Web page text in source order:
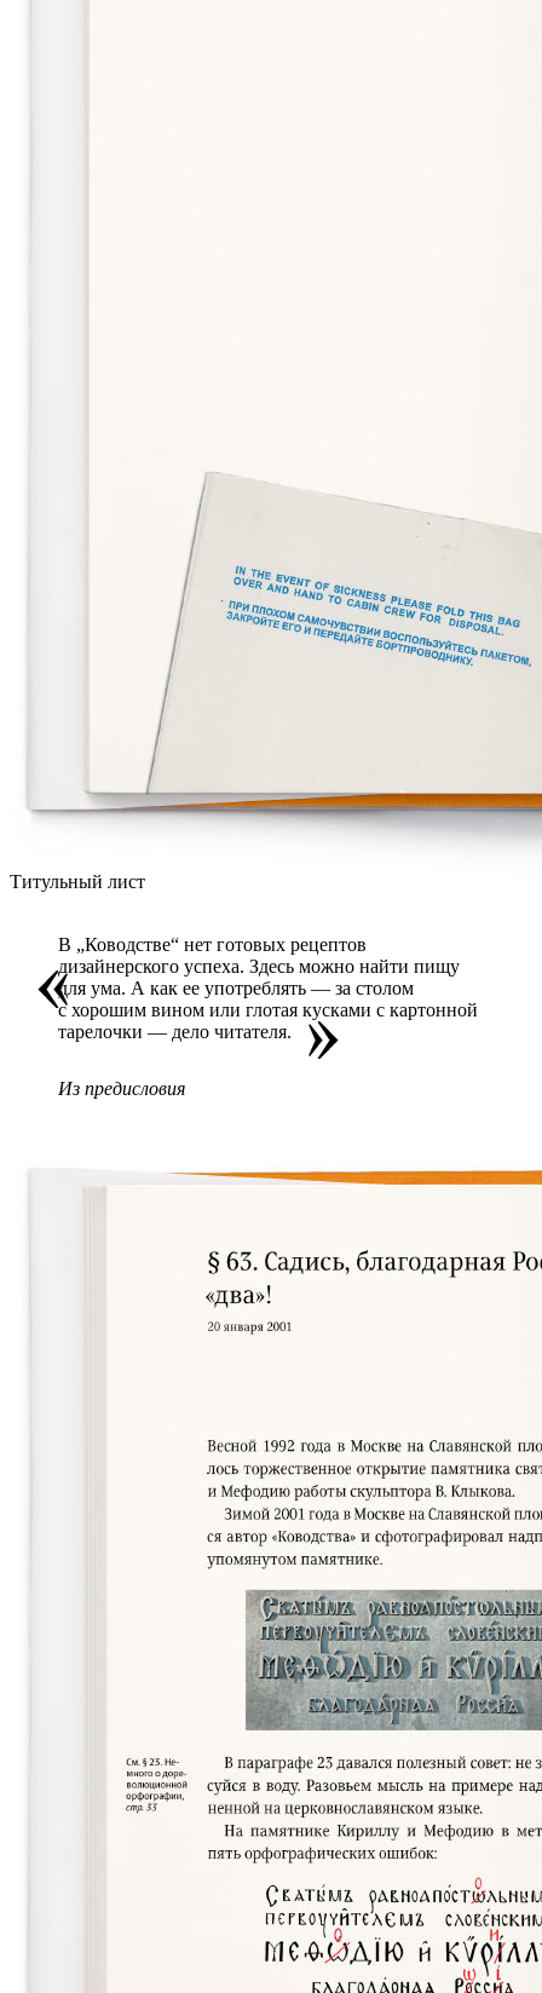
Титульный лист
В „Ководстве“ нет готовых рецептов
дизайнерского успеха. Здесь можно найти пищу
для ума. А как ее употреблять — за столом
с хорошим вином или глотая кусками с картонной
тарелочки — дело читателя.
Из предисловия